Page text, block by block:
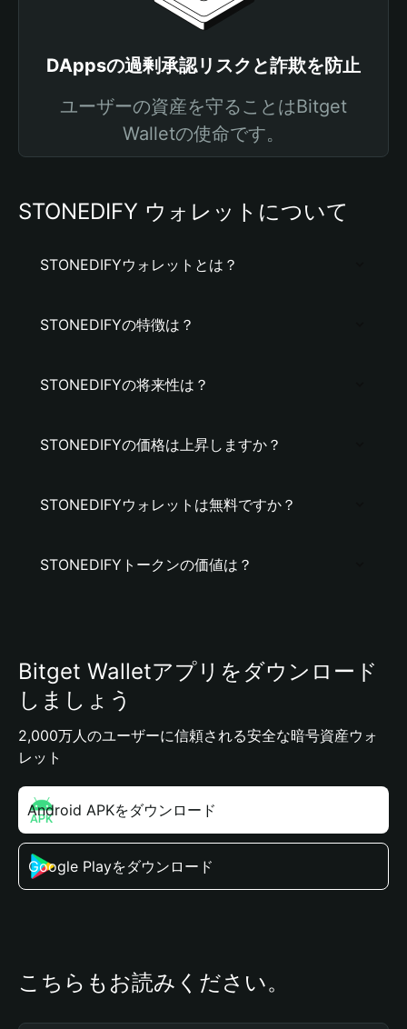
DAppsの過剰承認リスクと詐欺を防止
ユーザーの資産を守ることはBitget
Walletの使命です。
STONEDIFY ウォレットについて
STONEDIFYウォレットとは？
STONEDIFYの特徴は？
STONEDIFYの将来性は？
STONEDIFYの価格は上昇しますか？
STONEDIFYウォレットは無料ですか？
STONEDIFYトークンの価値は？
Bitget Walletアプリをダウンロード
しましょう
2,000万人のユーザーに信頼される安全な暗号資産ウォ
レット
Android APKをダウンロード
Google Playをダウンロード
こちらもお読みください。